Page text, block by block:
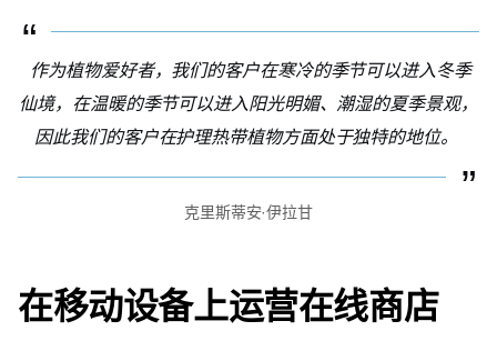
作为植物爱好者，我们的客户在寒冷的季节可以进入冬季
仙境，在温暖的季节可以进入阳光明媚、潮湿的夏季景观，
因此我们的客户在护理热带植物方面处于独特的地位。
克里斯蒂安·伊拉甘
在移动设备上运营在线商店